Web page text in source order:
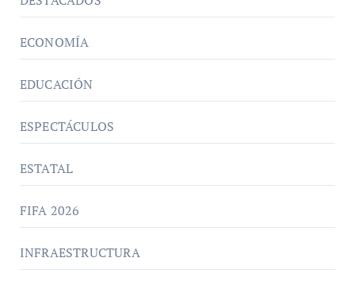
ECONOMÍA
EDUCACIÓN
ESPECTÁCULOS
ESTATAL
FIFA 2026
INFRAESTRUCTURA